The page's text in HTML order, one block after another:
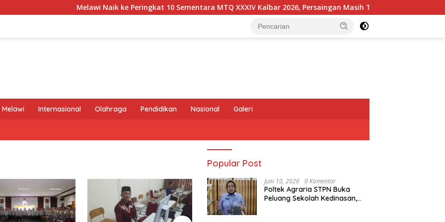
Melawi Naik ke Peringkat 10 Sementara MTQ XXXIV Kalbar 2026, Persaingan Masih Terbuka
Melawi Internasional Olahraga Pendidikan Nasional Galeri
Popular Post
Juni 10, 2026 0 Komentar
Poltek Agraria STPN Buka
Peluang Sekolah Kedinasan,